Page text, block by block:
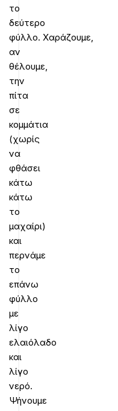
το
δεύτερο
φύλλο. Χαράζουμε,
αν
θέλουμε,
την
πίτα
σε
κομμάτια
(χωρίς
να
φθάσει
κάτω
κάτω
το
μαχαίρι)
και
περνάμε
το
επάνω
φύλλο
με
λίγο
ελαιόλαδο
και
λίγο
νερό.
Ψήνουμε